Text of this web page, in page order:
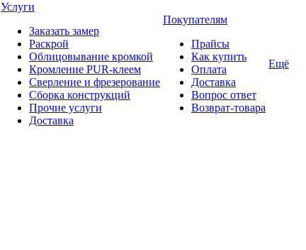
Услуги
Заказать замер
Раскрой
Облицовывание кромкой
Кромление PUR-клеем
Сверление и фрезерование
Сборка конструкций
Прочие услуги
Доставка
Покупателям
Прайсы
Как купить
Оплата
Доставка
Вопрос ответ
Возврат-товара
Ещё